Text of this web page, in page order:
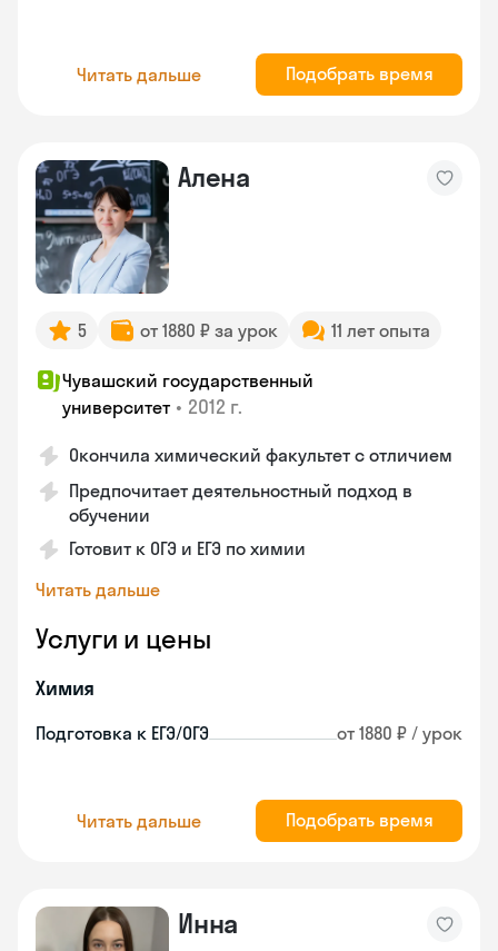
Читать дальше Подобрать время
Алена
5 от 1880 ₽ за урок 11 лет опыта
Чувашский государственный
университет • 2012 г.
Окончила химический факультет с отличием
Предпочитает деятельностный подход в
обучении
Готовит к ОГЭ и ЕГЭ по химии
Читать дальше
Услуги и цены
Химия
Подготовка к ЕГЭ/ОГЭ от 1880 ₽ / урок
Читать дальше Подобрать время
Инна